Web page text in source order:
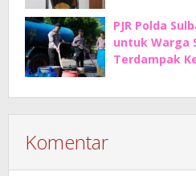
PJR Polda
untuk Warga
Terdampak
Komentar